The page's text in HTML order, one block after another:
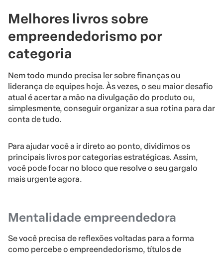
Melhores livros sobre
empreendedorismo por
categoria
Nem todo mundo precisa ler sobre finanças ou
liderança de equipes hoje. Às vezes, o seu maior desafio
atual é acertar a mão na divulgação do produto ou,
simplesmente, conseguir organizar a sua rotina para dar
conta de tudo.
Para ajudar você a ir direto ao ponto, dividimos os
principais livros por categorias estratégicas. Assim,
você pode focar no bloco que resolve o seu gargalo
mais urgente agora.
Mentalidade empreendedora
Se você precisa de reflexões voltadas para a forma
como percebe o empreendedorismo, títulos de